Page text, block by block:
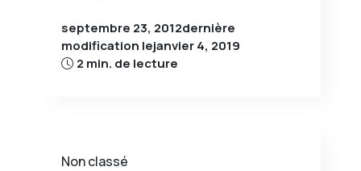
septembre 23, 2012dernière
modification lejanvier 4, 2019
2 min. de lecture
Non classé